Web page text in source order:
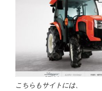
こちらもサイトには、